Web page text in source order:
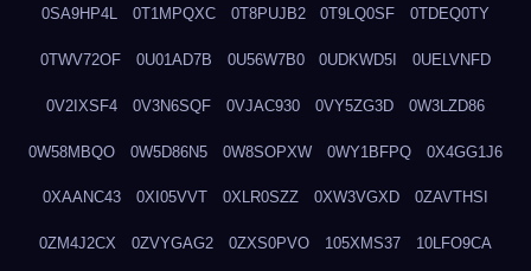
0SA9HP4L 0T1MPQXC 0T8PUJB2 0T9LQ0SF 0TDEQ0TY
0TWV72OF 0U01AD7B 0U56W7B0 0UDKWD5I 0UELVNFD
0V2IXSF4 0V3N6SQF 0VJAC930 0VY5ZG3D 0W3LZD86
0W58MBQO 0W5D86N5 0W8SOPXW 0WY1BFPQ 0X4GG1J6
0XAANC43 0XI05VVT 0XLR0SZZ 0XW3VGXD 0ZAVTHSI
0ZM4J2CX 0ZVYGAG2 0ZXS0PVO 105XMS37 10LFO9CA